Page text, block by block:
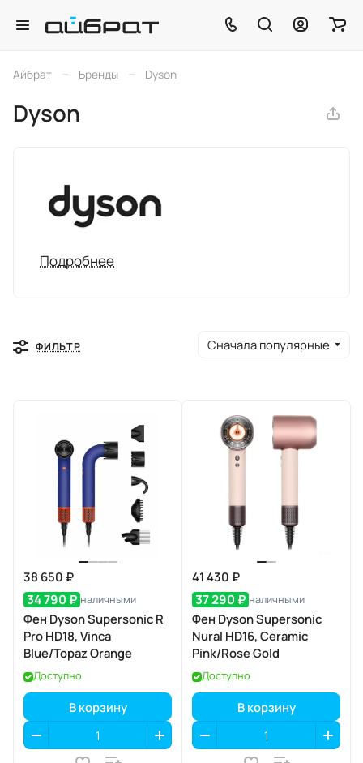
Айбрат – Бренды – Dyson
Dyson
Подробнее
ФИЛЬТР Сначала популярные
38 650 ₽
34 790 ₽ наличными
Фен Dyson Supersonic R
Pro HD18, Vinca
Blue/Topaz Orange
Доступно
В корзину
41 430 ₽
37 290 ₽ наличными
Фен Dyson Supersonic
Nural HD16, Ceramic
Pink/Rose Gold
Доступно
В корзину